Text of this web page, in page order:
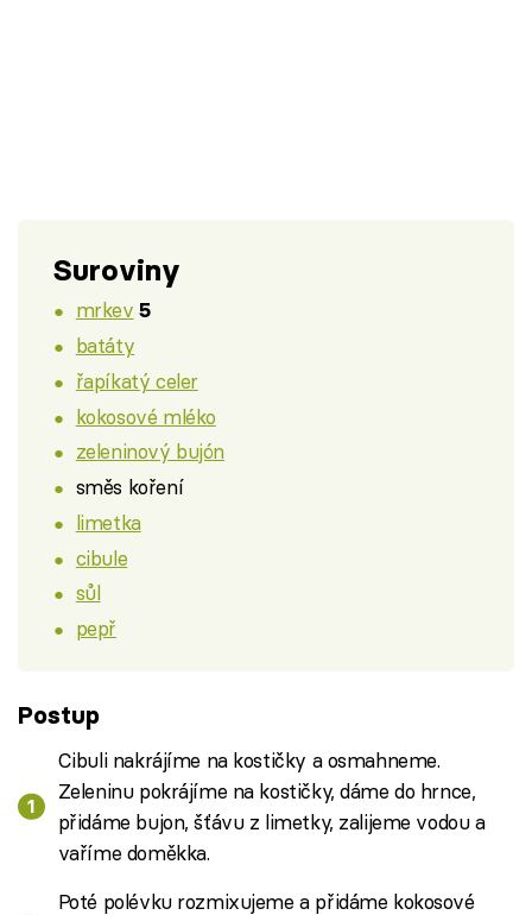
Suroviny
mrkev 5
batáty
řapíkatý celer
kokosové mléko
zeleninový bujón
směs koření
limetka
cibule
sůl
pepř
Postup
Cibuli nakrájíme na kostičky a osmahneme.
Zeleninu pokrájíme na kostičky, dáme do hrnce,
přidáme bujon, šťávu z limetky, zalijeme vodou a
vaříme doměkka.
Poté polévku rozmixujeme a přidáme kokosové